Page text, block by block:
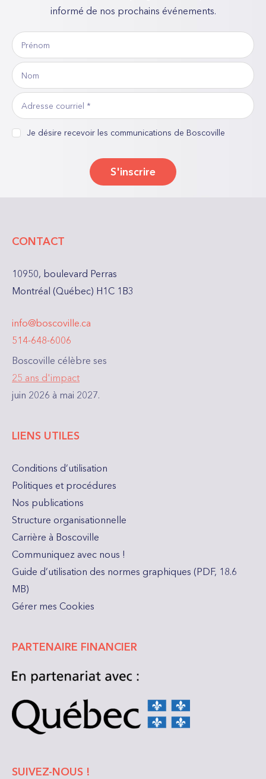
informé de nos prochains événements.
«
»
indique
les
champs
Prénom
Nom
Adresse
courriel
consentement
*
Je désire recevoir les communications de Boscoville
S'inscrire
CONTACT
10950, boulevard Perras
Montréal (Québec) H1C 1B3
info@boscoville.ca
514-648-6006
Boscoville célèbre ses
25 ans d'impact
juin 2026 à mai 2027.
LIENS UTILES
Conditions d’utilisation
Politiques et procédures
Nos publications
Structure organisationnelle
Carrière à Boscoville
Communiquez avec nous !
Guide d’utilisation des normes graphiques (PDF, 18.6
MB)
Gérer mes Cookies
PARTENAIRE FINANCIER
SUIVEZ-NOUS !